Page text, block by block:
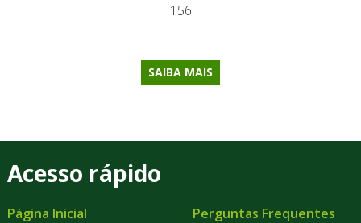
156
SAIBA MAIS
Acesso rápido
Página Inicial
Perguntas Frequentes